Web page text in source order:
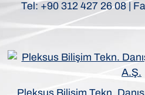
Tel: +90 312 427 26 08 |
Pleksus Bilişim Tekn.